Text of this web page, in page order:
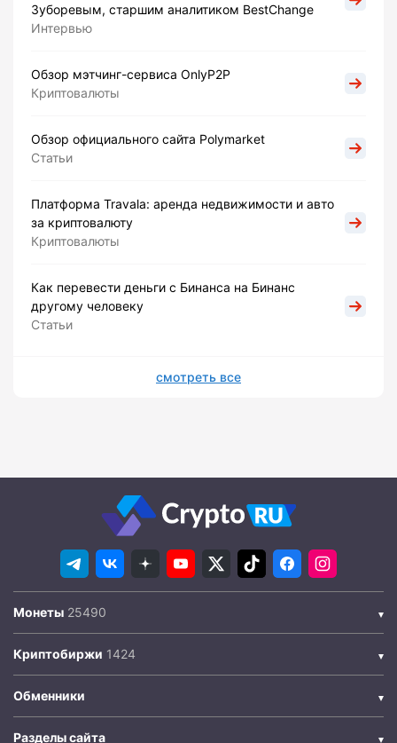
Зуборевым, старшим аналитиком BestChange
Интервью
Обзор мэтчинг-сервиса OnlyP2P
Криптовалюты
Обзор официального сайта Polymarket
Статьи
Платформа Travala: аренда недвижимости и авто
за криптовалюту
Криптовалюты
Как перевести деньги с Бинанса на Бинанс
другому человеку
Статьи
смотреть все
Монеты
Криптобиржи
Обменники
Разделы сайта